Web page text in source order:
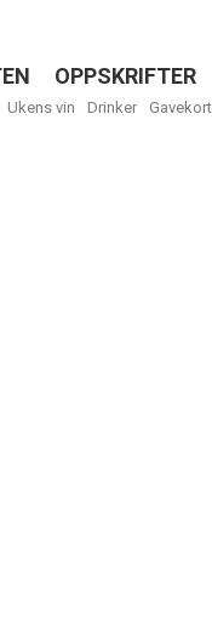
OPPSKRIFTER
Ukens vin Drinker Gavekort